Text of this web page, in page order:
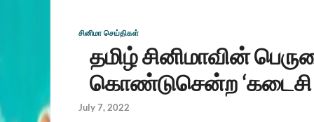
சினிமா செய்திகள்
தமிழ் சினிமாவின்
கொண்டுசென்ற ‘கடைசி
July 7, 2022